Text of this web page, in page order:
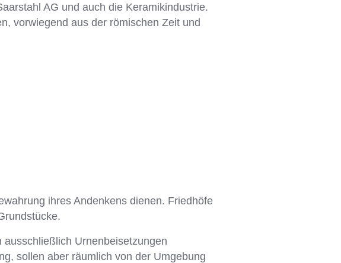
AG und auch die Keramikindustrie.
vorwiegend aus der römischen Zeit und
ihres Andenkens dienen. Friedhöfe
Urnenbeisetzungen
sollen aber räumlich von der Umgebung